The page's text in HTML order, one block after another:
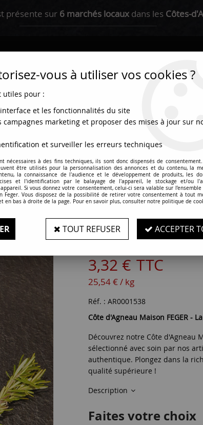
présente sur 6 marchés locaux dans les Côtes-
Plats cuisinés La boutique
Côte d'Agneau
Soyez le premier à donner
3,32 €TTC
25,54 € / kg
Réf. : AR0001538
Côte d'Agneau Maison FEGER -
Découvrez notre Côte d'Agneau
sélectionné avec soin par nos
authentique. Plongez dans la
qualité supérieure !
Description
Faites votre choix
vous à utiliser vos cookies ?
utiles pour :
et les fonctionnalités du site
campagnes marketing et proposer des mises à jour sur
et surveiller les erreurs techniques
nécessaires à des fins techniques, ils sont donc dispensés de
être utilisés pour la personnalisation des annonces et du contenu, la
la connaissance de l'audience et le développement de produits, les
et l'identification par le balayage de l'appareil, le stockage et/ou
Si vous donnez votre consentement, celui-ci sera valable sur l’ensemble
Feger. Vous disposez de la possibilité de retirer votre consentement à tout
en bas à droite de la page. Pour en savoir plus, consulter notre politique de
TOUT REFUSER ACCEPTER